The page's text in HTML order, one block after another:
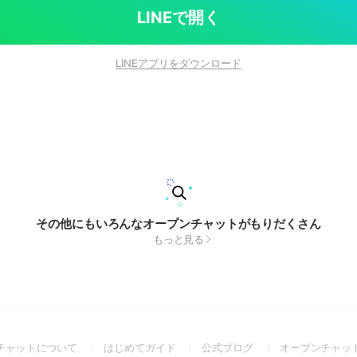
LINEで開く
LINEアプリをダウンロード
その他にもいろんなオープンチャットがもりだくさん
もっと見る
ャットについて
(Openはじめてガイド
(Open公式ブログ
(Openオープンチャッ